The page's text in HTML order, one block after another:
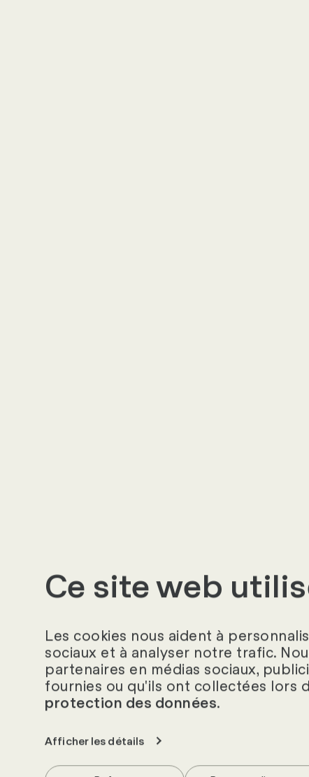
Ce site web
Les cookies nous aident à
sociaux et à analyser notre trafic.
partenaires en médias sociaux,
fournies ou qu'ils ont collectées lors
protection des données.
Afficher les détails
Ta personne
Tu souhaites en savoir
déjà une idée claire de ce